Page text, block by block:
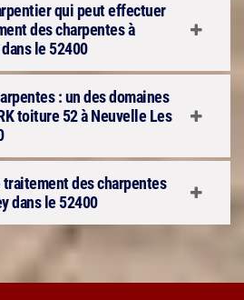
qui peut effectuer
des charpentes à
le 52400
: un des domaines
toiture 52 à Neuvelle Les
des charpentes
dans le 52400